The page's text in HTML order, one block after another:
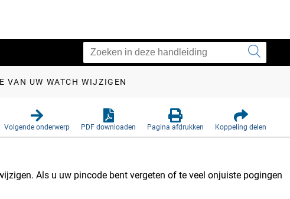
VAN UW WATCH WIJZIGEN
Volgende onderwerp PDF downloaden Pagina afdrukken Koppeling delen
Als u uw pincode bent vergeten of te veel onjuiste pogingen